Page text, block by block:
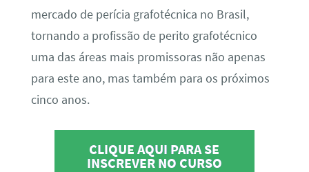
mercado de perícia grafotécnica no Brasil,
tornando a profissão de perito grafotécnico
uma das áreas mais promissoras não apenas
para este ano, mas também para os próximos
cinco anos.
CLIQUE AQUI PARA SE
INSCREVER NO CURSO